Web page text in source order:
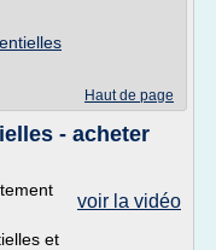
Haut de page
- acheter
voir la vidéo
et